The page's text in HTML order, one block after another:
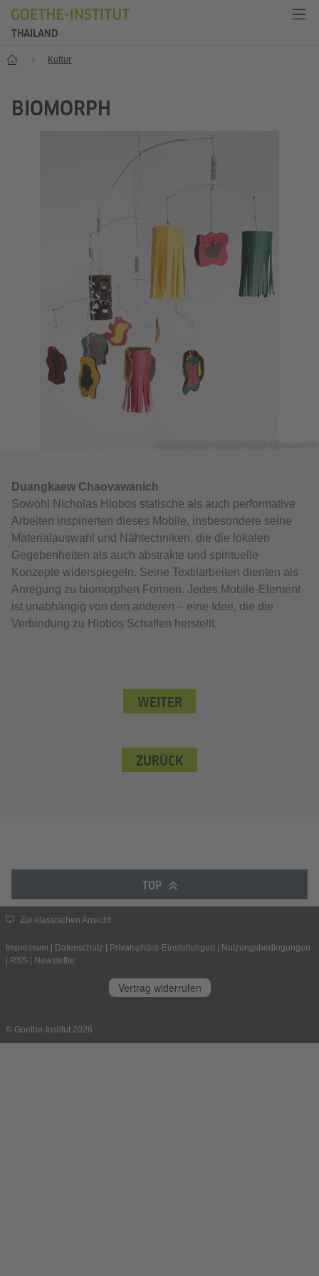
THAILAND
Start Kultur
BIOMORPH
Duangkaew Chaovawanich
Sowohl Nicholas Hlobos statische als auch performative
Arbeiten inspirierten dieses Mobile, insbesondere seine
Materialauswahl und Nähtechniken, die die lokalen
Gegebenheiten als auch abstrakte und spirituelle
Konzepte widerspiegeln. Seine Textilarbeiten dienten als
Anregung zu biomorphen Formen. Jedes Mobile-Element
ist unabhängig von den anderen – eine Idee, die die
Verbindung zu Hlobos Schaffen herstellt.
WEITER
ZURÜCK
TOP
Zur klassischen Ansicht
Impressum Datenschutz Privatsphäre-Einstellungen
Nutzungsbedingungen
RSS Newsletter
Vertrag widerrufen
© Goethe-Institut 2026